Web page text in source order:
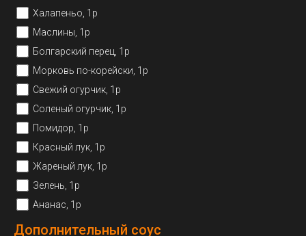
Халапеньо, 1р
Маслины, 1р
Болгарский перец, 1р
Морковь по-корейски, 1р
Свежий огурчик, 1р
Соленый огурчик, 1р
Помидор, 1р
Красный лук, 1р
Жареный лук, 1р
Зелень, 1р
Ананас, 1р
Дополнительный соус